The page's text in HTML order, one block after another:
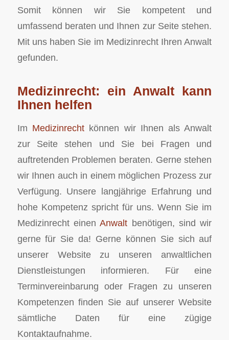
Somit können wir Sie kompetent und
umfassend beraten und Ihnen zur Seite stehen.
Mit uns haben Sie im Medizinrecht Ihren Anwalt
gefunden.
Medizinrecht: ein Anwalt kann
Ihnen helfen
Im Medizinrechtkönnen wir Ihnen als Anwalt
zur Seite stehen und Sie bei Fragen und
auftretenden Problemen beraten. Gerne stehen
wir Ihnen auch in einem möglichen Prozess zur
Verfügung. Unsere langjährige Erfahrung und
hohe Kompetenz spricht für uns. Wenn Sie im
Medizinrecht einenAnwalt benötigen, sind wir
gerne für Sie da! Gerne können Sie sich auf
unserer Website zu unseren anwaltlichen
Dienstleistungen informieren. Für eine
Terminvereinbarung oder Fragen zu unseren
Kompetenzen finden Sie auf unserer Website
sämtliche Daten für eine zügige
Kontaktaufnahme.